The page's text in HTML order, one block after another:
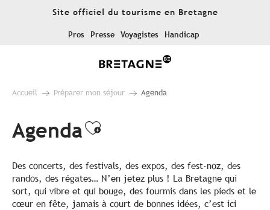
Site officiel du tourisme en Bretagne
Pros Presse Voyagistes Handicap
Accueil Préparer mon séjour Agenda
AgendaAjouter aux favoris
Des concerts, des festivals, des expos, des fest-noz, des
randos, des régates… N’en jetez plus ! La Bretagne qui
sort, qui vibre et qui bouge, des fourmis dans les pieds et le
cœur en fête, jamais à court de bonnes idées, c’est ici